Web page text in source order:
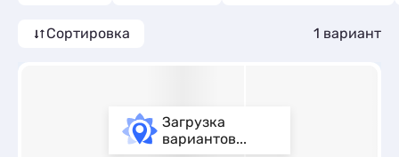
трансфером (платно), сменой белья и холодильником.
Сортировка 1 вариант
Загрузка
вариантов...